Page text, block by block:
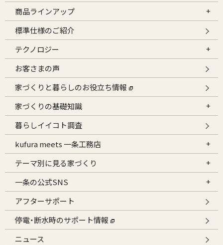
商品ラインアップ
標準仕様のご紹介
テクノロジー
お客さまの声
家づくりと暮らしのお役立ち情報
家づくりの基礎知識
暮らしイイコト調査
kufura meets 一条工務店
テーマ別に見る家づくり
一条の公式SNS
アフターサポート
停電・断水時のサポート情報
ニュース